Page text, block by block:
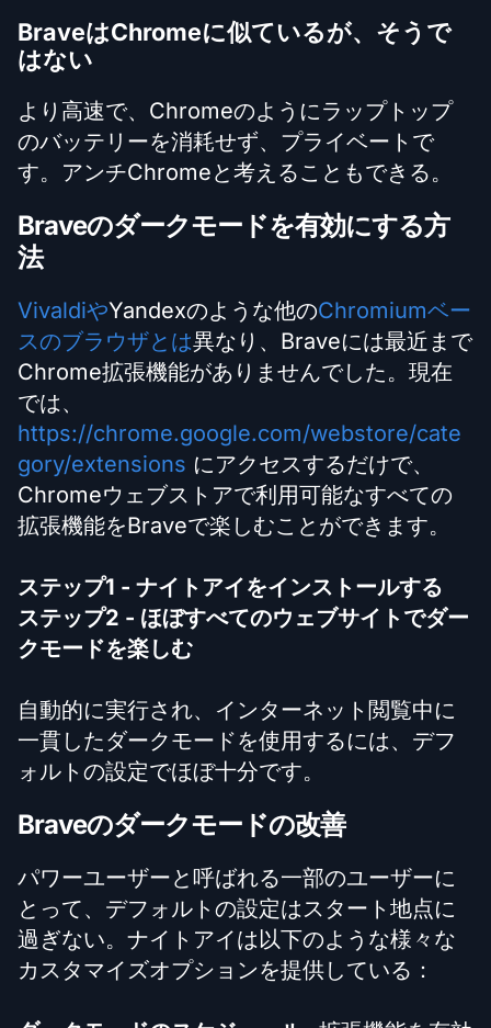
BraveはChromeに似ているが、そうで
はない
より高速で、Chromeのようにラップトップ
のバッテリーを消耗せず、プライベートで
す。アンチChromeと考えることもできる。
Braveのダークモードを有効にする方
法
VivaldiやYandexのような他のChromiumベー
スのブラウザとは異なり、Braveには最近まで
Chrome拡張機能がありませんでした。現在
では、
https://chrome.google.com/webstore/cate
gory/extensions にアクセスするだけで、
Chromeウェブストアで利用可能なすべての
拡張機能をBraveで楽しむことができます。
ステップ1 - ナイトアイをインストールする
ステップ2 - ほぼすべてのウェブサイトでダー
クモードを楽しむ
自動的に実行され、インターネット閲覧中に
一貫したダークモードを使用するには、デフ
ォルトの設定でほぼ十分です。
Braveのダークモードの改善
パワーユーザーと呼ばれる一部のユーザーに
とって、デフォルトの設定はスタート地点に
過ぎない。ナイトアイは以下のような様々な
カスタマイズオプションを提供している：